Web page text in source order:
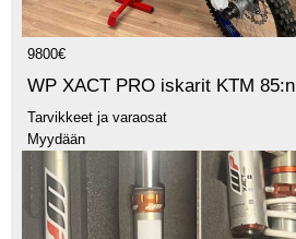
9800€
WP XACT PRO iskarit KTM 85:n
Tarvikkeet ja varaosat
Myydään